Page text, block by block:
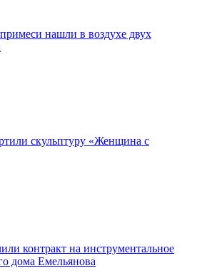
нашли в воздухе двух
скульптуру «Женщина с
контракт на инструментальное
дома Емельянова